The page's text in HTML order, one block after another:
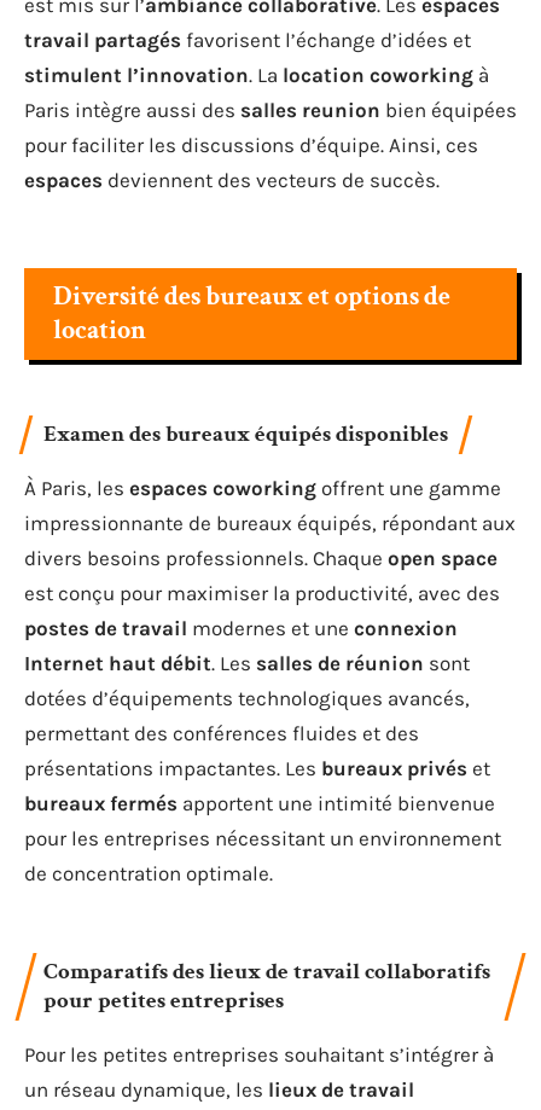
travail partagés favorisent l’échange d’idées et
stimulent l’innovation. La location coworking à
Paris intègre aussi des salles reunion bien équipées
pour faciliter les discussions d’équipe. Ainsi, ces
espaces deviennent des vecteurs de succès.
Diversité des bureaux et options de
location
Examen des bureaux équipés disponibles
À Paris, les espaces coworking offrent une gamme
impressionnante de bureaux équipés, répondant aux
divers besoins professionnels. Chaque open space
est conçu pour maximiser la productivité, avec des
postes de travail modernes et une connexion
Internet haut débit. Les salles de réunion sont
dotées d’équipements technologiques avancés,
permettant des conférences fluides et des
présentations impactantes. Les bureaux privés et
bureaux fermés apportent une intimité bienvenue
pour les entreprises nécessitant un environnement
de concentration optimale.
Comparatifs des lieux de travail collaboratifs
pour petites entreprises
Pour les petites entreprises souhaitant s’intégrer à
un réseau dynamique, les lieux de travail